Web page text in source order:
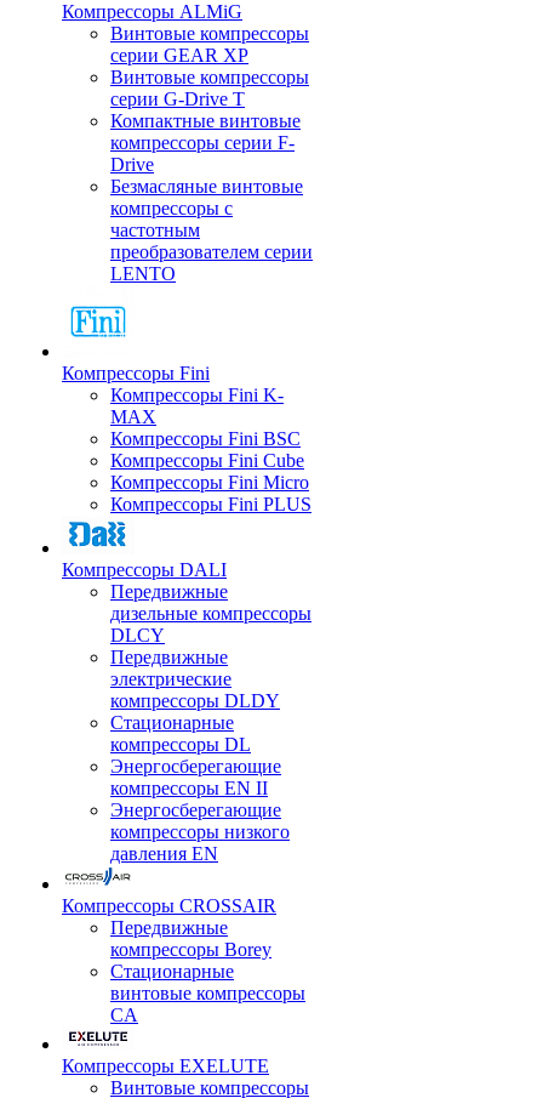
Компрессоры ALMiG
Винтовые компрессоры
серии GEAR XP
Винтовые компрессоры
серии G-Drive T
Компактные винтовые
компрессоры серии F-
Drive
Безмасляные винтовые
компрессоры с
частотным
преобразователем серии
LENTO
Компрессоры Fini
Компрессоры Fini K-
MAX
Компрессоры Fini BSC
Компрессоры Fini Cube
Компрессоры Fini Micro
Компрессоры Fini PLUS
Компрессоры DALI
Передвижные
дизельные компрессоры
DLCY
Передвижные
электрические
компрессоры DLDY
Стационарные
компрессоры DL
Энергосберегающие
компрессоры EN II
Энергосберегающие
компрессоры низкого
давления EN
Компрессоры CROSSAIR
Передвижные
компрессоры Borey
Стационарные
винтовые компрессоры
CA
Компрессоры EXELUTE
Винтовые компрессоры